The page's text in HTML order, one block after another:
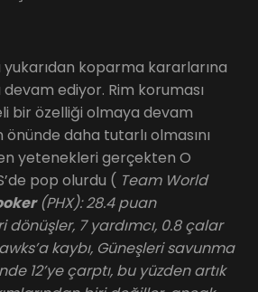
yukarıdan koparma kararlarına
ediyor. Rim koruması
bir özelliği olmaya devam
daha tutarlı olmasını
yetenekleri gerçekten O
pop olurdu ( Team World
(PHX): 28.4 puan
dönüşler, 7 yardımcı, 0.8 çalar
kaybı, Güneşleri savunma
12’ye çarptı, bu yüzden artık